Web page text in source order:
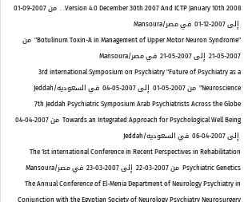
Version 4.0 December 30th 2007 And ICTP January 10th 2008. .
من 2007-09-01
إلى 2007-12-01
في مصر/Mansoura
"Botulinum Toxin-A in Management of Upper Motor Neuron Syndrome"
من
2007-05-21
إلى 2007-05-21
في مصر/Mansoura
3rd international Symposium on Psychiatry "Future of Psychiatry as a
Neuroscience"
من 2007-05-01 إلى 2007-05-04
في السعوديه/Jeddah
7th Jeddah Psychiatric Symposium Arab Psychiatrists Across the Globe
Towards an Integrated Approach for Psychological Well Being من 2007-04-04
إلى 2007-04-06
في السعوديه/Jeddah
The 1st international Conference in Recent Perspectives in Rehabilitation
Psychiatric Genetics من 2007-03-22 إلى 2007-03-23
في مصر/Mansoura
The Annual Conference of El-Menia Department of Neurology Psychiatry in
Conjunction with the Egyptian Society of Neurology Psychiatry Neurosurgery